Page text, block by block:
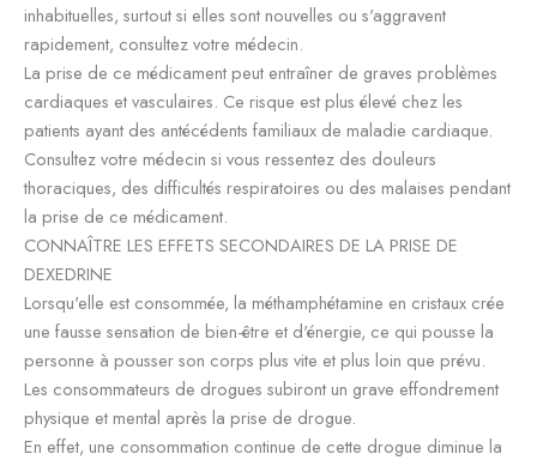
inhabituelles, surtout si elles sont nouvelles ou s'aggravent
rapidement, consultez votre médecin.
La prise de ce médicament peut entraîner de graves problèmes
cardiaques et vasculaires. Ce risque est plus élevé chez les
patients ayant des antécédents familiaux de maladie cardiaque.
Consultez votre médecin si vous ressentez des douleurs
thoraciques, des difficultés respiratoires ou des malaises pendant
la prise de ce médicament.
CONNAÎTRE LES EFFETS SECONDAIRES DE LA PRISE DE
DEXEDRINE
Lorsqu'elle est consommée, la méthamphétamine en cristaux crée
une fausse sensation de bien-être et d'énergie, ce qui pousse la
personne à pousser son corps plus vite et plus loin que prévu.
Les consommateurs de drogues subiront un grave effondrement
physique et mental après la prise de drogue.
En effet, une consommation continue de cette drogue diminue la